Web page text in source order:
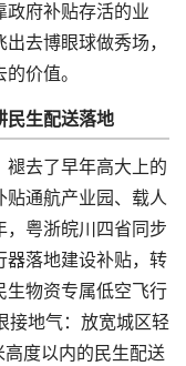
政府补贴存活的业
去博眼球做秀场，
价值。
民生配送落地
去了早年高大上的
贴通航产业园、载人
粤浙皖川四省同步
器落地建设补贴，转
生物资专属低空飞行
地气：放宽城区轻
度以内的民生配送